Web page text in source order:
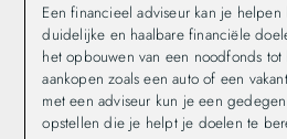
Een financieel adviseur kan je
duidelijke en haalbare financiële
het opbouwen van een noodfonds
aankopen zoals een auto of een
met een adviseur kun je een
opstellen die je helpt je doelen te